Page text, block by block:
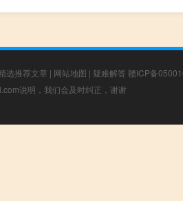
选推荐文章 | 网站地图 | 疑难解答 赣ICP备
说明，我们会及时纠正，谢谢